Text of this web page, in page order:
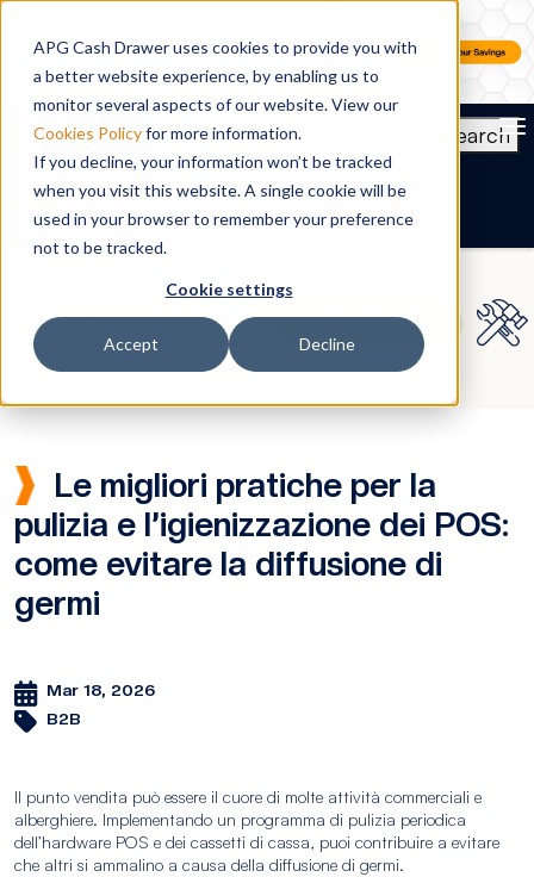
APG Cash Drawer uses cookies to provide you with
a better website experience, by enabling us to
monitor several aspects of our website. View our
Cookies Policyfor more information.
If you decline, your information won’t be tracked
when you visit this website. A single cookie will be
used in your browser to remember your preference
not to be tracked.
Cookie settings
Accept Decline
Search
IT
Le migliori pratiche per la
pulizia e l’igienizzazione dei POS:
come evitare la diffusione di
germi
Mar 18, 2026
B2B
Il punto vendita può essere il cuore di molte attività commerciali e
alberghiere. Implementando un programma di pulizia periodica
dell’hardware POS e dei cassetti di cassa, puoi contribuire a evitare
che altri si ammalino a causa della diffusione di germi.